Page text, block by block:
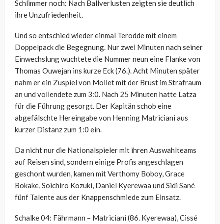
Schlimmer noch: Nach Ballverlusten zeigten sie deutlich
ihre Unzufriedenheit.
Und so entschied wieder einmal Terodde mit einem
Doppelpack die Begegnung. Nur zwei Minuten nach seiner
Einwechslung wuchtete die Nummer neun eine Flanke von
Thomas Ouwejan ins kurze Eck (76.). Acht Minuten später
nahm er ein Zuspiel von Mollet mit der Brust im Strafraum
an und vollendete zum 3:0. Nach 25 Minuten hatte Latza
für die Führung gesorgt. Der Kapitän schob eine
abgefälschte Hereingabe von Henning Matriciani aus
kurzer Distanz zum 1:0 ein.
Da nicht nur die Nationalspieler mit ihren Auswahlteams
auf Reisen sind, sondern einige Profis angeschlagen
geschont wurden, kamen mit Verthomy Boboy, Grace
Bokake, Soichiro Kozuki, Daniel Kyerewaa und Sidi Sané
fünf Talente aus der Knappenschmiede zum Einsatz.
Schalke 04: Fährmann – Matriciani (86. Kyerewaa), Cissé